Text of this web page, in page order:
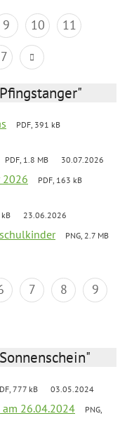
9 10
11
PDF, 391 kB
PDF, 1.8 MB 30.07.2026
2026
PDF, 163 kB
kB 23.06.2026
PNG, 2.7 MB
7 8
9
777 kB 03.05.2024
26.04.2024
PNG,